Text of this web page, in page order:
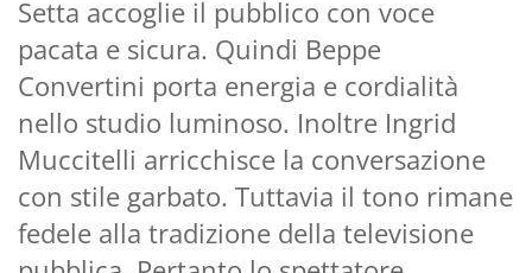
Setta accoglie il pubblico con voce
pacata e sicura. Quindi Beppe
Convertini porta energia e cordialità
nello studio luminoso. Inoltre Ingrid
Muccitelli arricchisce la conversazione
con stile garbato. Tuttavia il tono rimane
fedele alla tradizione della televisione